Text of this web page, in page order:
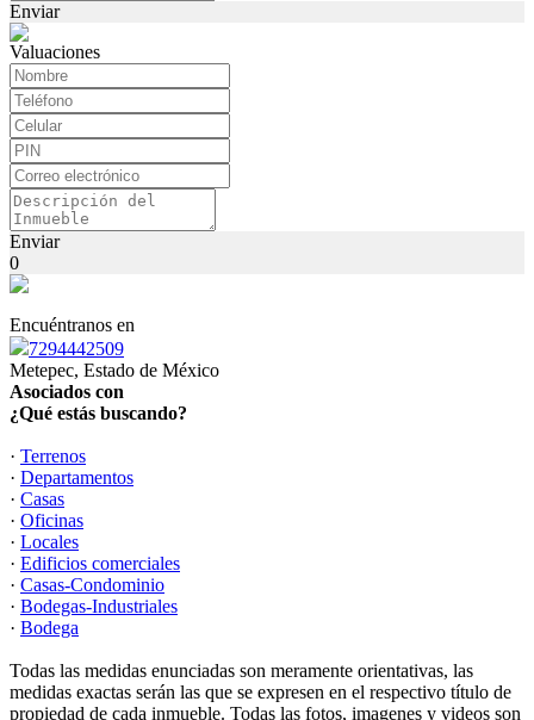
Enviar
Valuaciones
Enviar
0
Encuéntranos en
7294442509
Metepec, Estado de México
Asociados con
¿Qué estás buscando?
· Terrenos
· Departamentos
· Casas
· Oficinas
· Locales
· Edificios comerciales
· Casas-Condominio
· Bodegas-Industriales
· Bodega
Todas las medidas enunciadas son meramente orientativas, las
medidas exactas serán las que se expresen en el respectivo título de
propiedad de cada inmueble. Todas las fotos, imagenes y videos son